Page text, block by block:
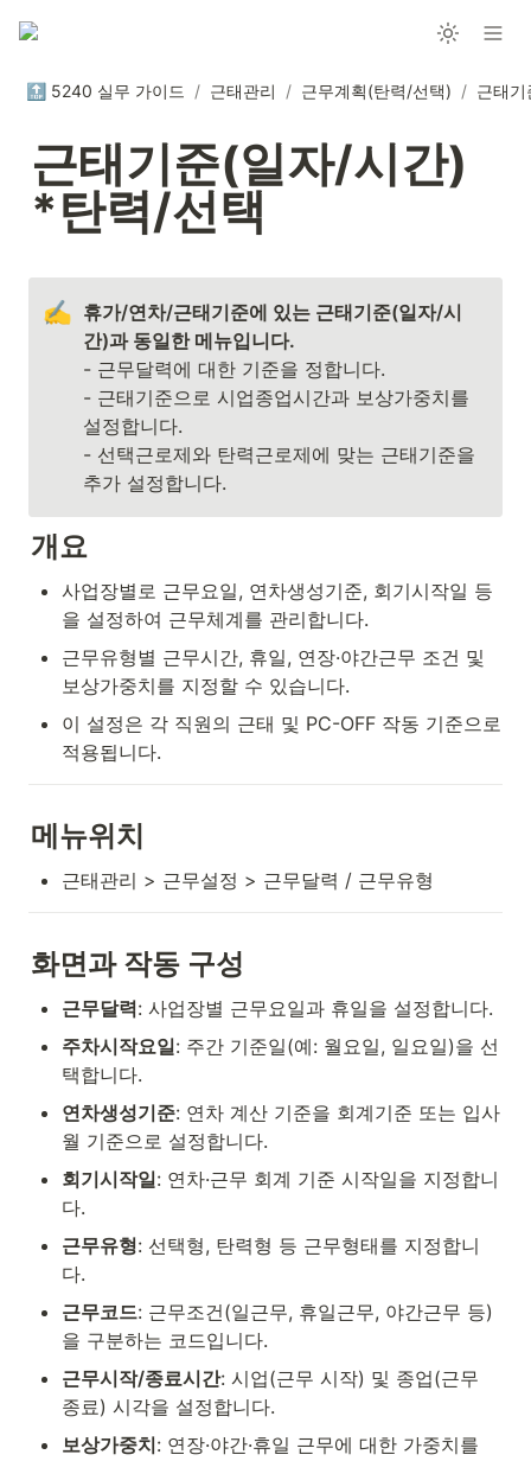
🔝 5240 실무 가이드 / 근태관리 / 근무계획(탄력/선택) /
근태기준(일자/시간)
*탄력/선택
✍️ 휴가/연차/근태기준에 있는 근태기준(일자/시
- 근무달력에 대한 기준을 정합니다.
- 근태기준으로 시업종업시간과 보상가중치를
설정합니다.
- 선택근로제와 탄력근로제에 맞는 근태기준을
추가 설정합니다.
개요
사업장별로 근무요일, 연차생성기준, 회기시작일 등
을 설정하여 근무체계를 관리합니다.
근무유형별 근무시간, 휴일, 연장·야간근무 조건 및
보상가중치를 지정할 수 있습니다.
이 설정은 각 직원의 근태 및 PC-OFF 작동 기준으로
적용됩니다.
메뉴위치
근태관리 > 근무설정 > 근무달력 / 근무유형
화면과 작동 구성
근무달력: 사업장별 근무요일과 휴일을 설정합니다.
주차시작요일: 주간 기준일(예: 월요일, 일요일)을 선
택합니다.
연차생성기준: 연차 계산 기준을 회계기준 또는 입사
월 기준으로 설정합니다.
회기시작일: 연차·근무 회계 기준 시작일을 지정합니
다.
근무유형: 선택형, 탄력형 등 근무형태를 지정합니
다.
근무코드: 근무조건(일근무, 휴일근무, 야간근무 등)
을 구분하는 코드입니다.
근무시작/종료시간: 시업(근무 시작) 및 종업(근무
종료) 시각을 설정합니다.
보상가중치: 연장·야간·휴일 근무에 대한 가중치를